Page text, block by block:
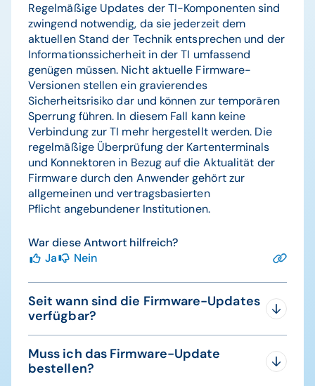
Regelmäßige Updates der TI-Komponenten sind
zwingend notwendig, da sie jederzeit dem
aktuellen Stand der Technik entsprechen und der
Informationssicherheit in der TI umfassend
genügen müssen. Nicht aktuelle Firmware-
Versionen stellen ein gravierendes
Sicherheitsrisiko dar und können zur temporären
Sperrung führen. In diesem Fall kann keine
Verbindung zur TI mehr hergestellt werden. Die
regelmäßige Überprüfung der Kartenterminals
und Konnektoren in Bezug auf die Aktualität der
Firmware durch den Anwender gehört zur
allgemeinen und vertragsbasierten
Pflicht angebundener Institutionen.
War diese Antwort hilfreich?
Ja
Nein
Seit wann sind die Firmware-Updates
verfügbar?
Kartenterminal ORGA 6141 online und das ORGA
Neo ist seit 4. Juni 2025, das Firmware-Update
Muss ich das Firmware-Update
bestellen?